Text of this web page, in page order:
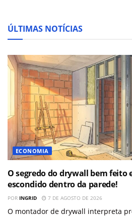
ÚLTIMAS NOTÍCIAS
ECONOMIA
O segredo do drywall bem feito
escondido dentro da parede!
POR INGRID 7 DE AGOSTO DE 2026
O montador de drywall interpreta